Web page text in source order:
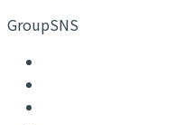
GroupSNS